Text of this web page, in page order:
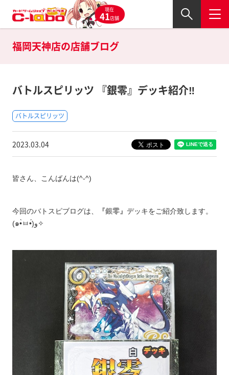
現在
41店舗
福岡天神店の店舗ブログ
バトルスピリッツ 『銀零』デッキ紹介‼
バトルスピリッツ
2023.03.04
皆さん、こんばんは(^-^)
今回のバトスピブログは、 『銀零』 デッキをご紹介致します。
(๑•̀ㅂ•́)و✧